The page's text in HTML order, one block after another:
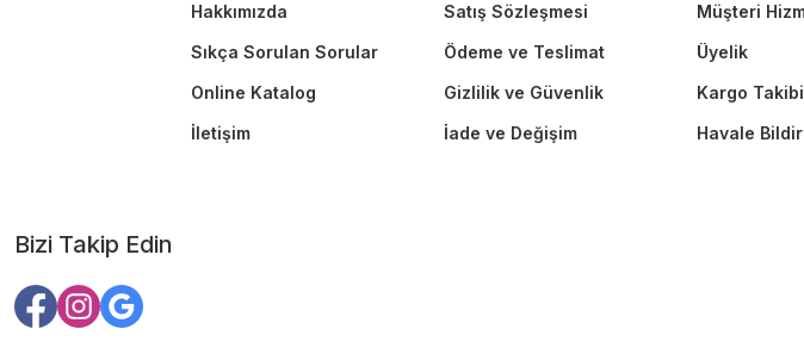
Hakkımızda
Sıkça Sorulan Sorular
Online Katalog
İletişim
Satış Sözleşmesi
Ödeme ve Teslimat
Gizlilik ve Güvenlik
İade ve Değişim
Müşteri
Üyelik
Kargo Takibi
Havale
Bizi Takip Edin